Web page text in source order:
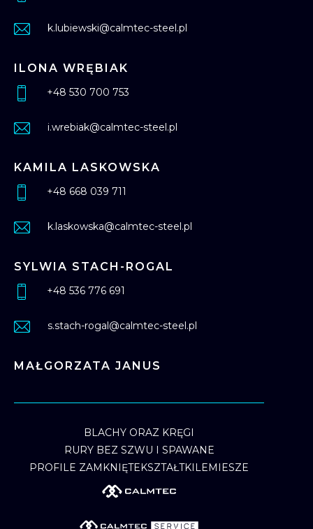
k.lubiewski@calmtec-steel.pl
ILONA WRĘBIAK
+48 530 700 753
i.wrebiak@calmtec-steel.pl
KAMILA LASKOWSKA
+48 668 039 711
k.laskowska@calmtec-steel.pl
SYLWIA STACH-ROGAL
+48 536 776 691
s.stach-rogal@calmtec-steel.pl
MAŁGORZATA JANUS
BLACHY ORAZ KRĘGI
RURY BEZ SZWU I SPAWANE
PROFILE ZAMKNIĘTEKSZTAŁTKILEMIESZE